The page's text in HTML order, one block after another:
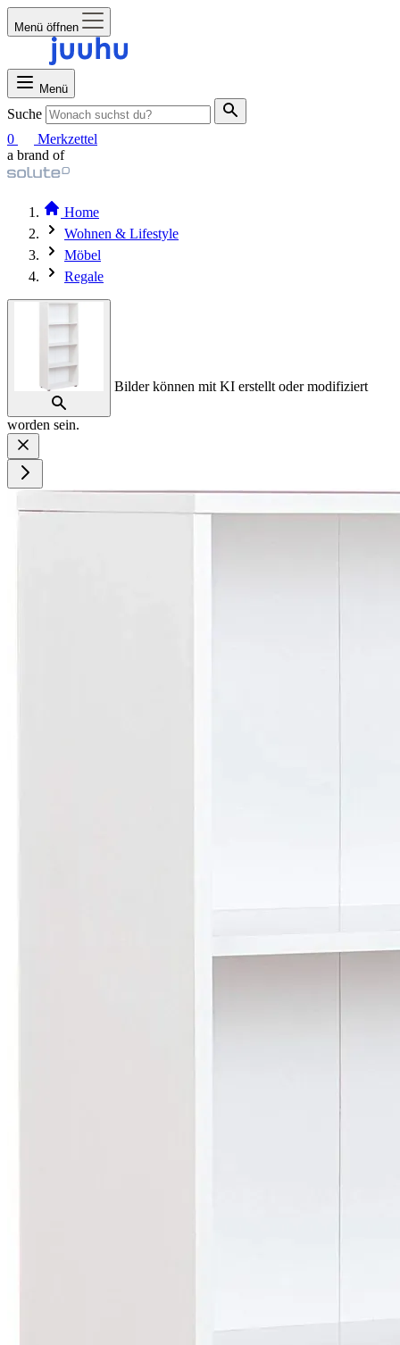
Menü öffnen
Menü
Suche
0
Merkzettel
a brand of
Home
Wohnen & Lifestyle
Möbel
Regale
Bilder können mit KI erstellt oder modifiziert
worden sein.